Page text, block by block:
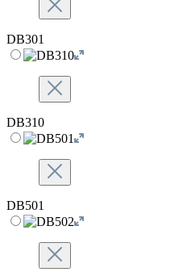
DB301
DB310
DB501